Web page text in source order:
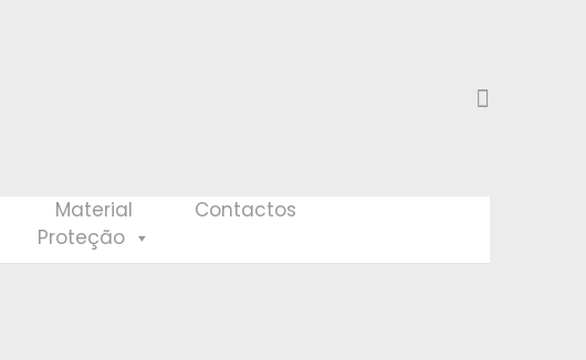
Material
Proteção
Contactos